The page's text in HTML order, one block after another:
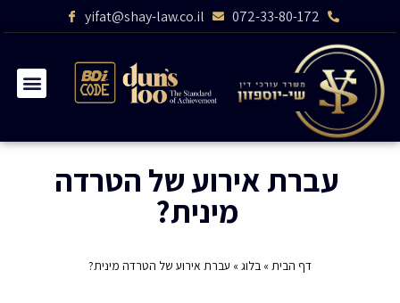
072-33-80-172
yifat@shay-law.co.il
עברת אירוע של הטרדה
מינית?
דף הבית » בלוג » עברת אירוע של הטרדה מינית?